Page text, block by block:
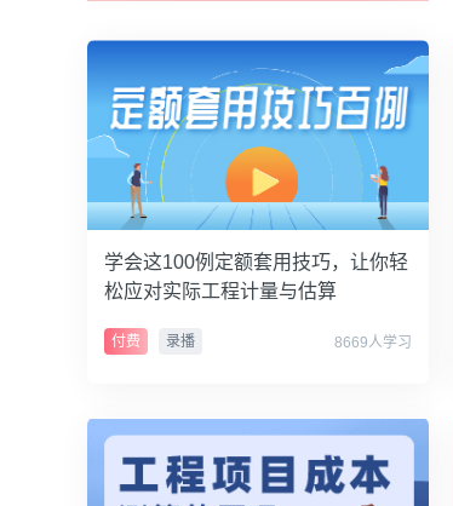
学会这100例定额套用技巧，让你轻
松应对实际工程计量与估算
付费 录播 8669人学习